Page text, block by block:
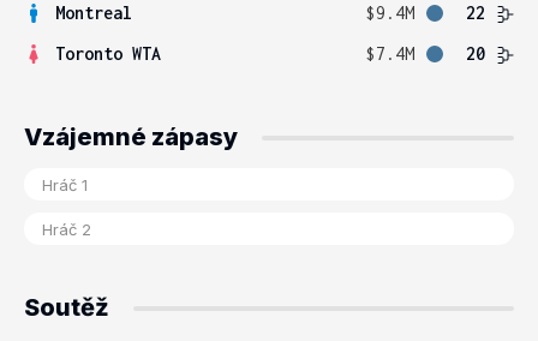
Montreal $9.4M
22
Toronto WTA
$7.4M 20
Vzájemné zápasy
Soutěž